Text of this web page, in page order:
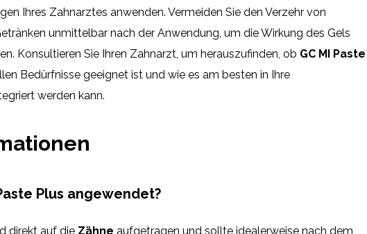
Ihres Zahnarztes anwenden. Vermeiden Sie den Verzehr von
unmittelbar nach der Anwendung, um die Wirkung des Gels
Konsultieren Sie Ihren Zahnarzt, um herauszufinden, ob GC MI Paste
Bedürfnisse geeignet ist und wie es am besten in Ihre
werden kann.
Plus angewendet?
direkt auf die Zähne aufgetragen und sollte idealerweise nach dem